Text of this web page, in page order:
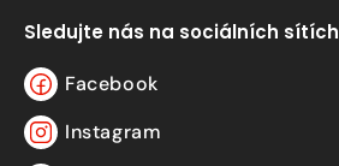
Sledujte nás na sociálních sítích
Facebook
Facebook
Instagram
Instagram